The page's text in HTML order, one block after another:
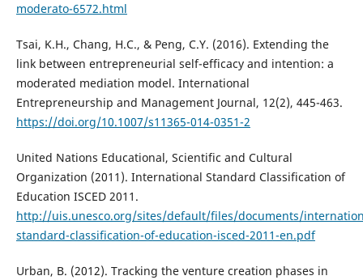
moderato-6572.html
Tsai, K.H., Chang, H.C., & Peng, C.Y. (2016). Extending the
link between entrepreneurial self-efficacy and intention: a
moderated mediation model. International
Entrepreneurship and Management Journal, 12(2), 445-463.
https://doi.org/10.1007/s11365-014-0351-2
United Nations Educational, Scientific and Cultural
Organization (2011). International Standard Classification of
Education ISCED 2011.
http://uis.unesco.org/sites/default/files/documents/
standard-classification-of-education-isced-2011-en.pdf
Urban, B. (2012). Tracking the venture creation phases in